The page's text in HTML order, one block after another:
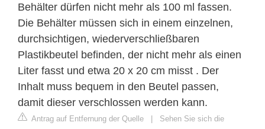
Behälter dürfen nicht mehr als 100 ml fassen.
Die Behälter müssen sich in einem einzelnen,
durchsichtigen, wiederverschließbaren
Plastikbeutel befinden, der nicht mehr als einen
Liter fasst und etwa 20 x 20 cm misst . Der
Inhalt muss bequem in den Beutel passen,
damit dieser verschlossen werden kann.
Antrag auf Entfernung der Quelle | Sehen Sie sich die